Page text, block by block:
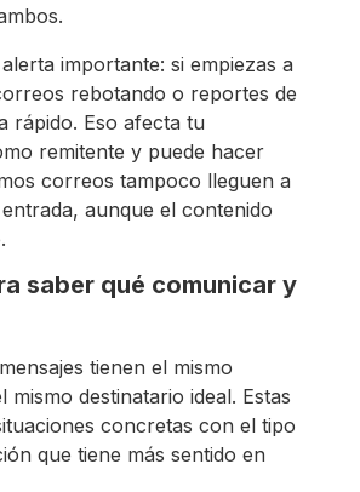
importante: si empiezas a
rebotando o reportes de
rápido. Eso afecta tu
remitente y puede hacer
correos tampoco lleguen a
aunque el contenido
saber qué comunicar y
tienen el mismo
mismo destinatario ideal. Estas
concretas con el tipo
que tiene más sentido en